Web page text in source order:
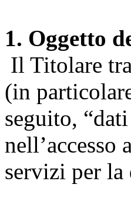
1. Oggetto
Il Titolare
(in
seguito,
servizi per